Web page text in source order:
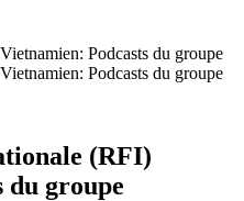
Podcasts du groupe
Podcasts du groupe
(RFI)
du groupe